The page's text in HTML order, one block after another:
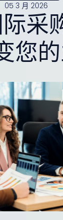
05 3 月 2026
采
您